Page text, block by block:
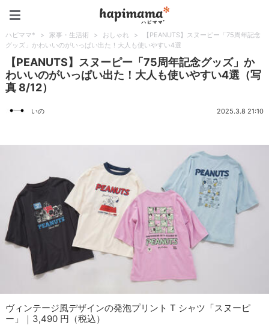
ハピママ* > 家事・生活術 > おしゃれ >
【PEANUTS】スヌーピー「75周年記念
グッズ」かわいいのがいっぱい出た！大人も使いやすい4選
【PEANUTS】スヌーピー「75周年記念グッズ」か
わいいのがいっぱい出た！大人も使いやすい4選（写
真 8/12）
いの 2025.3.8 21:10
ヴィンテージ風デザインの発泡プリント T シャツ「スヌーピ
ー」｜3,490 円（税込）